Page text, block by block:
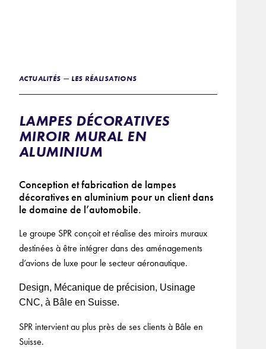
ACTUALITÉS — LES RÉALISATIONS
LAMPES DÉCORATIVES
MIROIR MURAL EN
ALUMINIUM
Conception et fabrication de lampes
décoratives en aluminium pour un client dans
le domaine de l’automobile.
Le groupe SPR conçoit et réalise des miroirs muraux
destinées à être intégrer dans des aménagements
d’avions de luxe pour le secteur aéronautique.
Design, Mécanique de précision, Usinage
CNC, à Bâle en Suisse.
SPR intervient au plus près de ses clients à Bâle en
Suisse.